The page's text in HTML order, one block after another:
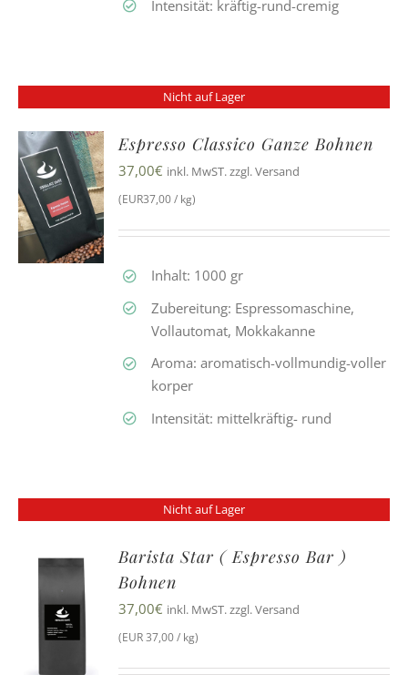
Intensität: kräftig-rund-cremig
Nicht auf Lager
Espresso Classico Ganze Bohnen
37,00€ inkl. MwST. zzgl. Versand
(EUR37,00 / kg)
Inhalt: 1000 gr
Zubereitung: Espressomaschine,
Vollautomat, Mokkakanne
Aroma: aromatisch-vollmundig-voller
korper
Intensität: mittelkräftig- rund
Nicht auf Lager
Barista Star ( Espresso Bar )
Bohnen
37,00€ inkl. MwST. zzgl. Versand
(EUR 37,00 / kg)